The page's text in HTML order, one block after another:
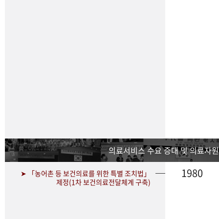
의료서비스 수요 증대 및 의료자
➤ 「농어촌 등 보건의료를 위한 특별 조치법」
제정(1차 보건의료전달체계 구축)
1980